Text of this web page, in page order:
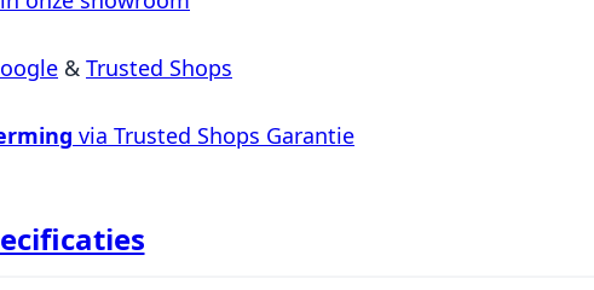
& Trusted Shops
via Trusted Shops Garantie